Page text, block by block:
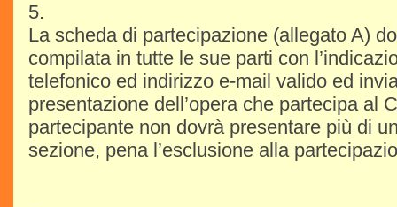
5.
La scheda di partecipazione (allegato A)
compilata in tutte le sue parti con
telefonico ed indirizzo e-mail valido ed
presentazione dell’opera che partecipa al
partecipante non dovrà presentare più di
sezione, pena l’esclusione alla